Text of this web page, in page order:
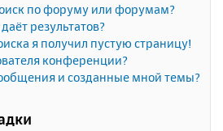
по форуму или форумам?
результатов?
я получил пустую страницу!
конференции?
и созданные мной темы?